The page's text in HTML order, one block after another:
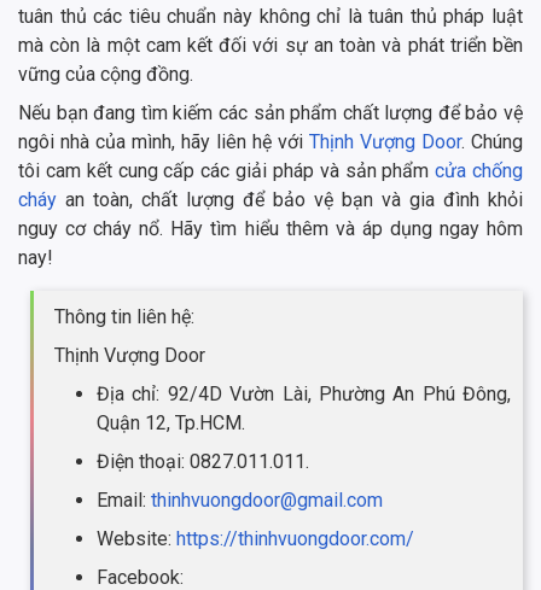
tuân thủ các tiêu chuẩn này không chỉ là tuân thủ pháp luật
mà còn là một cam kết đối với sự an toàn và phát triển bền
vững của cộng đồng.
Nếu bạn đang tìm kiếm các sản phẩm chất lượng để bảo vệ
ngôi nhà của mình, hãy liên hệ với Thịnh Vượng Door. Chúng
tôi cam kết cung cấp các giải pháp và sản phẩmcửa chống
cháy an toàn, chất lượng để bảo vệ bạn và gia đình khỏi
nguy cơ cháy nổ. Hãy tìm hiểu thêm và áp dụng ngay hôm
nay!
Thông tin liên hệ:
Thịnh Vượng Door
Địa chỉ: 92/4D Vườn Lài, Phường An Phú Đông,
Quận 12, Tp.HCM.
Điện thoại: 0827.011.011.
Email: thinhvuongdoor@gmail.com
Website: https://thinhvuongdoor.com/
Facebook: